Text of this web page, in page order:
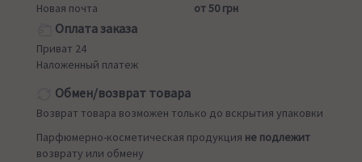
Новая почта от 50 грн
Оплата заказа
Приват 24
Наложенный платеж
Обмен/возврат товара
Возврат товара возможен только до вскрытия упаковки
Парфюмерно-косметическая продукция не подлежит
возврату или обмену